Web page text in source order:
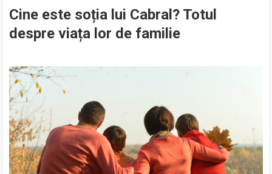
Cine este soția lui Cabral? Totul
despre viața lor de familie